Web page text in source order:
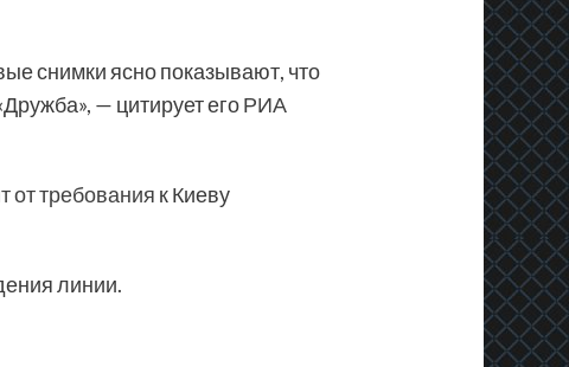
снимки ясно показывают, что
— цитирует егоРИА
от требования к Киеву
линии.